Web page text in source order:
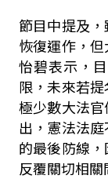
節目中提及
恢復運作，
怡碧表示，
限，未來若
極少數大法
出，憲法法
的最後防線
反覆關切相關